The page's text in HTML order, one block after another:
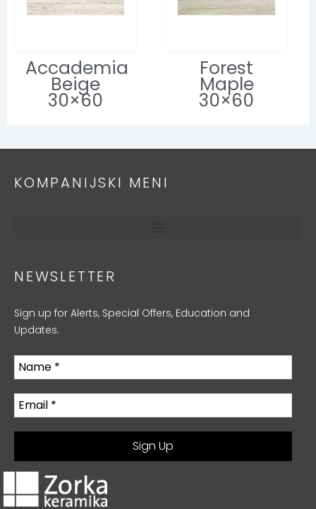
Accademia
Beige
30×60
Forest
Maple
30×60
KOMPANIJSKI MENI
NEWSLETTER
Sign up for Alerts, Special Offers, Education and
Updates.